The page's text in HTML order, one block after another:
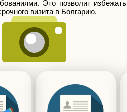
Это позволит
визита в Болгарию.